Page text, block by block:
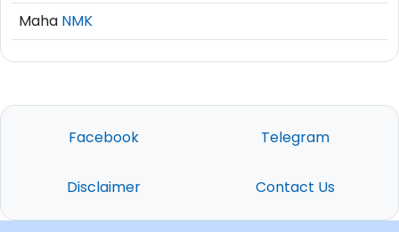
Maha NMK
Facebook Telegram
Disclaimer Contact Us